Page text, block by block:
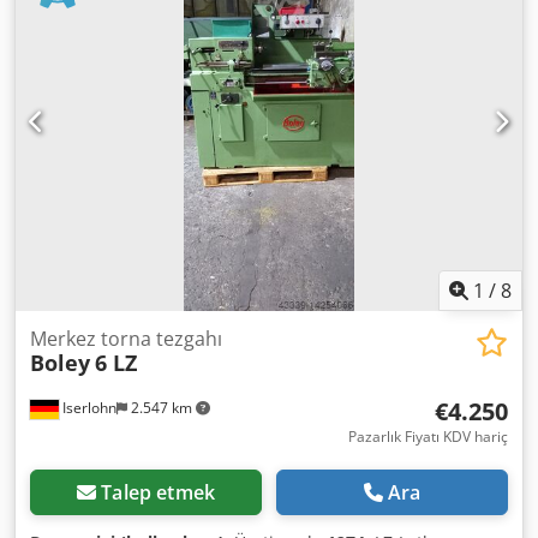
Soket tutucu sayısı: 1 PRİZ TUTUCU 1 - Pozisyon Sayısı: 5 -
Seyahat X/Y : 97/133 [mm] KARŞI İŞLEME Chodpfouha Umjx
Ab Soa - Pozisyon Sayısı: 3 ELEKTRİK TEDARİĞİ - Besleme
gerilimi: 400 [V] - Toplam tahrik: 6 [kW] AĞIRLIK VE
BOYUTLAR - Alan gereksinimi: 1063/2033 [mm] - Makine
yüksekliği: 1666 [mm] - Makine ağırlığı: 1700 [kg]
AKSESUARLAR - Kontrol: CINCOM 18iTB - soğutma tankı -
Bar dergisi: IEMCA SMART 320
1 /8
Iserlohn 2.547 km
Merkez torna tezgahı
Boley6 LZ
€4.250
Pazarlık Fiyatı KDV hariç
Talep etmek Ara